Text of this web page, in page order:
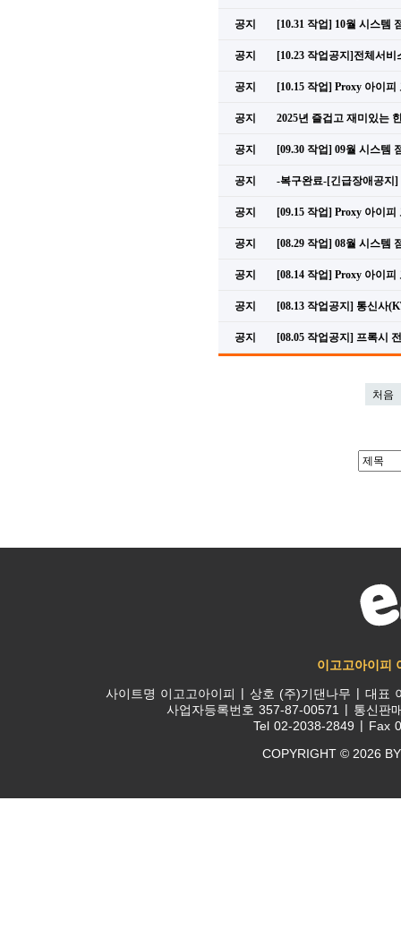
공지 [10.31 작업] 10월 시스템
공지 [10.23 작업공지]전체서
공지 [10.15 작업] Proxy 아이
공지 2025년 즐겁고 재미있는
공지 [09.30 작업] 09월 시스템
공지 -복구완료-[긴급장애공지]
공지 [09.15 작업] Proxy 아이
공지 [08.29 작업] 08월 시스템
공지 [08.14 작업] Proxy 아이
공지 [08.13 작업공지] 통신사
공지 [08.05 작업공지] 프록시
처음
이고고아이피
사이트명 이고고아이피 상호 (주)기댄나무 대표
사업자등록번호 357-87-00571
통신판
Tel 02-2038-2849 Fax
COPYRIGHT © 2026